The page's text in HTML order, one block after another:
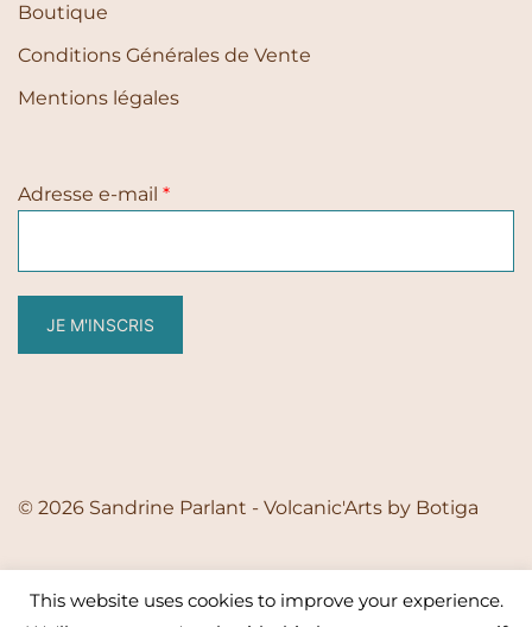
Boutique
Conditions Générales de Vente
Mentions légales
Adresse e-mail *
JE M'INSCRIS
© 2026 Sandrine Parlant - Volcanic'Arts by Botiga
This website uses cookies to improve your experience.